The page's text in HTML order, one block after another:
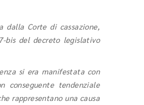
Corte di cassazione,
bis del decreto legislativo
si era manifestata con
conseguente tendenziale
rappresentano una causa